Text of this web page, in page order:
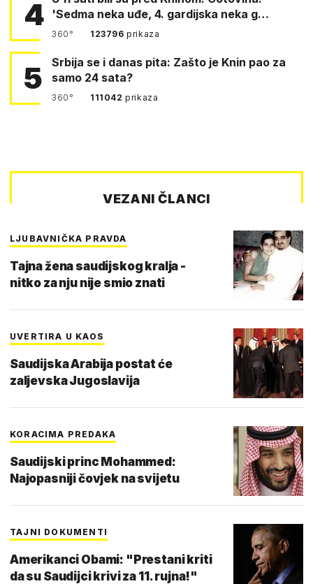
4
'Sedma neka uđe, 4. gardijska neka g…
360° 123796prikaza
5
Srbija se i danas pita: Zašto je Knin pao za
samo 24 sata?
360° 111042prikaza
VEZANI ČLANCI
LJUBAVNIČKA PRAVDA
Tajna žena saudijskog kralja -
nitko za nju nije smio znati
UVERTIRA U KAOS
Saudijska Arabija postat će
zaljevska Jugoslavija
KORACIMA PREDAKA
Saudijski princ Mohammed:
Najopasniji čovjek na svijetu
TAJNI DOKUMENTI
Amerikanci Obami: "Prestani kriti
da su Saudijci krivi za 11. rujna!"